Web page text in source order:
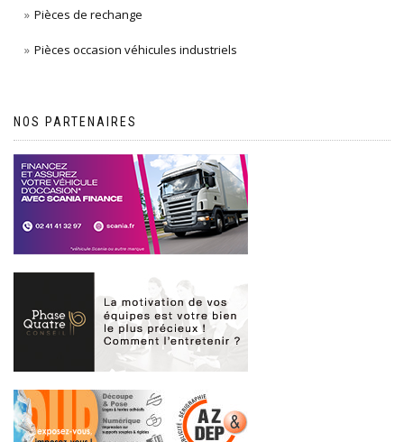
Pièces de rechange
Pièces occasion véhicules industriels
NOS PARTENAIRES